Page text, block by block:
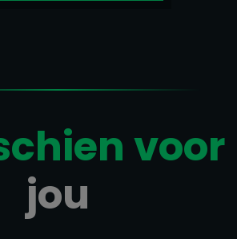
voor
jou